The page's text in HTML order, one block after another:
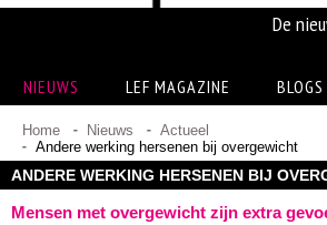
De
NIEUWS LEF MAGAZINE BLOGS
Home Nieuws
Actueel
Andere werking hersenen bij overgewicht
ANDERE WERKING HERSENEN BIJ
Mensen met overgewicht zijn extra